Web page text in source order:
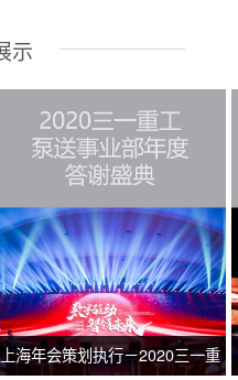
示
上海年会策划执行－2020三一重